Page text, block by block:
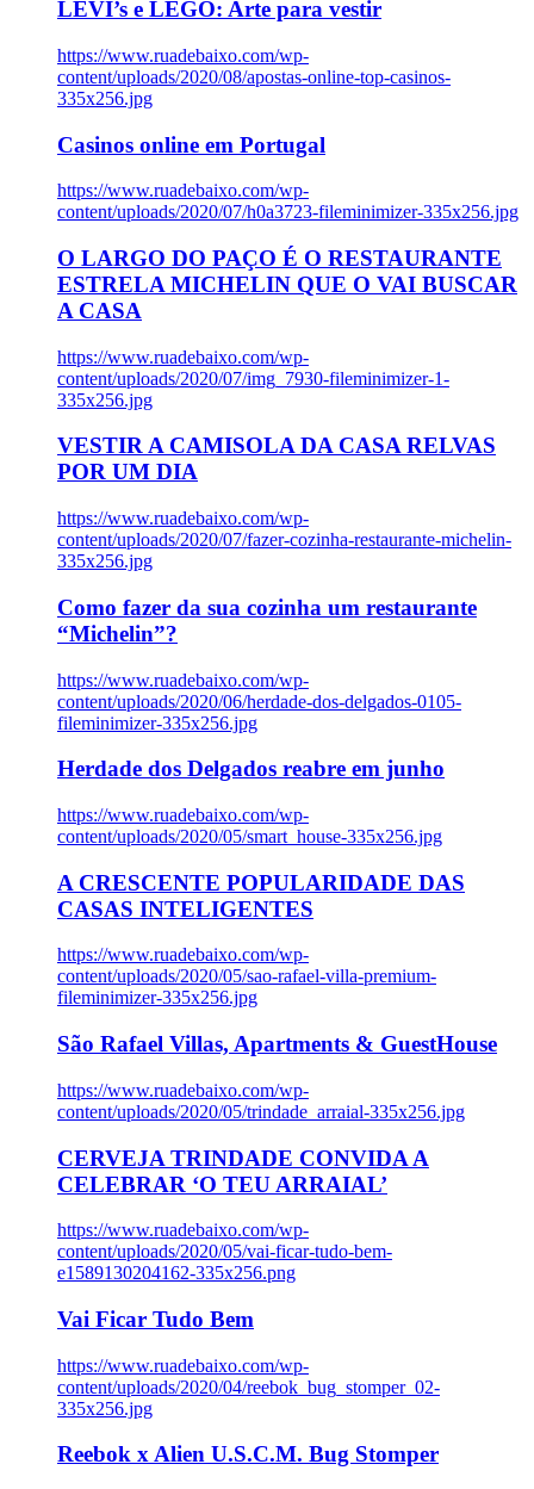
LEVI’s e LEGO: Arte para vestir
https://www.ruadebaixo.com/wp-
content/uploads/2020/08/apostas-online-top-casinos-
335x256.jpg
Casinos online em Portugal
https://www.ruadebaixo.com/wp-
content/uploads/2020/07/h0a3723-fileminimizer-335x256.jpg
O LARGO DO PAÇO É O RESTAURANTE
ESTRELA MICHELIN QUE O VAI BUSCAR
A CASA
https://www.ruadebaixo.com/wp-
content/uploads/2020/07/img_7930-fileminimizer-1-
335x256.jpg
VESTIR A CAMISOLA DA CASA RELVAS
POR UM DIA
https://www.ruadebaixo.com/wp-
content/uploads/2020/07/fazer-cozinha-restaurante-michelin-
335x256.jpg
Como fazer da sua cozinha um restaurante
“Michelin”?
https://www.ruadebaixo.com/wp-
content/uploads/2020/06/herdade-dos-delgados-0105-
fileminimizer-335x256.jpg
Herdade dos Delgados reabre em junho
https://www.ruadebaixo.com/wp-
content/uploads/2020/05/smart_house-335x256.jpg
A CRESCENTE POPULARIDADE DAS
CASAS INTELIGENTES
https://www.ruadebaixo.com/wp-
content/uploads/2020/05/sao-rafael-villa-premium-
fileminimizer-335x256.jpg
São Rafael Villas, Apartments & GuestHouse
https://www.ruadebaixo.com/wp-
content/uploads/2020/05/trindade_arraial-335x256.jpg
CERVEJA TRINDADE CONVIDA A
CELEBRAR ‘O TEU ARRAIAL’
https://www.ruadebaixo.com/wp-
content/uploads/2020/05/vai-ficar-tudo-bem-
e1589130204162-335x256.png
Vai Ficar Tudo Bem
https://www.ruadebaixo.com/wp-
content/uploads/2020/04/reebok_bug_stomper_02-
335x256.jpg
Reebok x Alien U.S.C.M. Bug Stomper